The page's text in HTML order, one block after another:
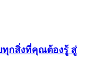
ทุกสิ่งที่คุณต้องรู้ สู่